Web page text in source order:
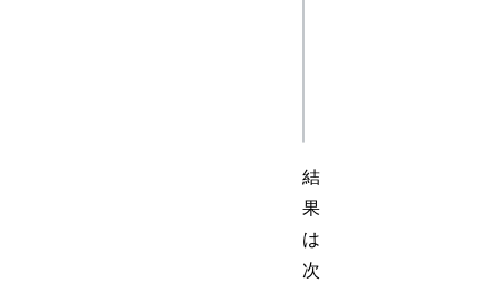
結
果
は
次